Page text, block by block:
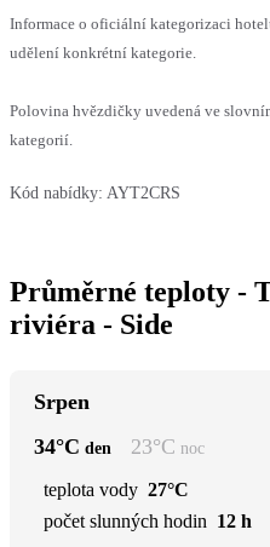
Informace o oficiální kategorizaci
udělení konkrétní kategorie.
Polovina hvězdičky uvedená ve
kategorií.
Kód nabídky: AYT2CRS
Průměrné teploty -
riviéra - Side
Srpen
34°C den 23°C noc
teplota vody 27°C
počet slunných hodin 12 h